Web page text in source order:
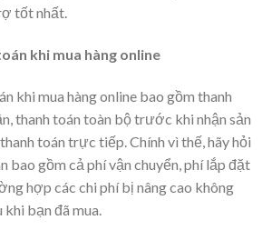
tốt nhất.
khi mua hàng online
khi mua hàng online bao gồm thanh
thanh toán toàn bộ trước khi nhận sản
toán trực tiếp. Chính vì thế, hãy hỏi
bao gồm cả phí vận chuyển, phí lắp đặt
hợp các chi phí bị nâng cao không
bạn đã mua.